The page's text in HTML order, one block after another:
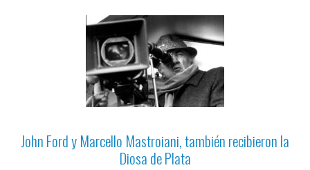
John Ford y Marcello Mastroiani, también recibieron la
Diosa de Plata